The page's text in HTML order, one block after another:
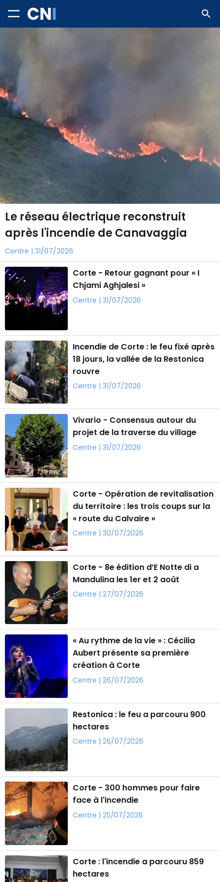
Le réseau électrique reconstruit
après l'incendie de Canavaggia
Centre | 31/07/2026
Corte - Retour gagnant pour « I
Chjami Aghjalesi »
Centre | 31/07/2026
Incendie de Corte : le feu fixé après
18 jours, la vallée de la Restonica
rouvre
Centre | 31/07/2026
Vivario - Consensus autour du
projet de la traverse du village
Centre | 31/07/2026
Corte - Opération de revitalisation
du territoire : les trois coups sur la
« route du Calvaire »
Centre | 30/07/2026
Corte - 8e édition d’E Notte di a
Mandulina les 1er et 2 août
Centre | 27/07/2026
« Au rythme de la vie » : Cécilia
Aubert présente sa première
création à Corte
Centre | 26/07/2026
Restonica : le feu a parcouru 900
hectares
Centre | 26/07/2026
Corte - 300 hommes pour faire
face à l'incendie
Centre | 25/07/2026
Corte : l'incendie a parcouru 859
hectares